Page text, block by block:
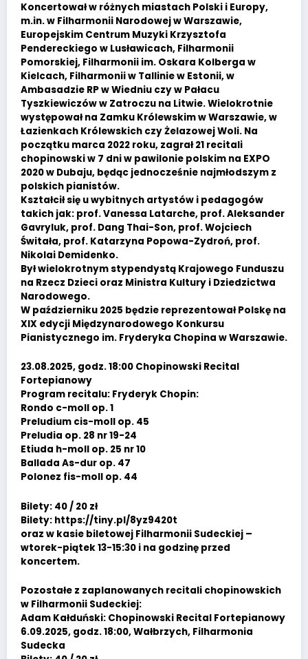
Koncertował w różnych miastach Polski i Europy,
m.in. w Filharmonii Narodowej w Warszawie,
Europejskim Centrum Muzyki Krzysztofa
Pendereckiego w Lusławicach, Filharmonii
Pomorskiej, Filharmonii im. Oskara Kolberga w
Kielcach, Filharmonii w Tallinie w Estonii, w
Ambasadzie RP w Wiedniu czy w Pałacu
Tyszkiewiczów w Zatroczu na Litwie. Wielokrotnie
występował na Zamku Królewskim w Warszawie, w
Łazienkach Królewskich czy Żelazowej Woli. Na
początku marca 2022 roku, zagrał 21 recitali
chopinowski w 7 dni w pawilonie polskim na EXPO
2020 w Dubaju, będąc jednocześnie najmłodszym z
polskich pianistów.
Kształcił się u wybitnych artystów i pedagogów
takich jak: prof. Vanessa Latarche, prof. Aleksander
Gavryluk, prof. Dang Thai-Son, prof. Wojciech
Świtała, prof. Katarzyna Popowa-Zydroń, prof.
Nikolai Demidenko.
Był wielokrotnym stypendystą Krajowego Funduszu
na Rzecz Dzieci oraz Ministra Kultury i Dziedzictwa
Narodowego.
W październiku 2025 będzie reprezentował Polskę na
XIX edycji Międzynarodowego Konkursu
Pianistycznego im. Fryderyka Chopina w Warszawie.
23.08.2025, godz. 18:00 Chopinowski Recital
Fortepianowy
Program recitalu: Fryderyk Chopin:
Rondo c-moll op. 1
Preludium cis-moll op. 45
Preludia op. 28 nr 19-24
Etiuda h-moll op. 25 nr 10
Ballada As-dur op. 47
Polonez fis-moll op. 44
Bilety: 40 / 20 zł
Bilety: https://tiny.pl/8yz9420t
oraz w kasie biletowej Filharmonii Sudeckiej –
wtorek-piątek 13-15:30 i na godzinę przed
koncertem.
Pozostałe z zaplanowanych recitali chopinowskich
w Filharmonii Sudeckiej:
Adam Kałduński: Chopinowski Recital Fortepianowy
6.09.2025, godz. 18:00, Wałbrzych, Filharmonia
Sudecka